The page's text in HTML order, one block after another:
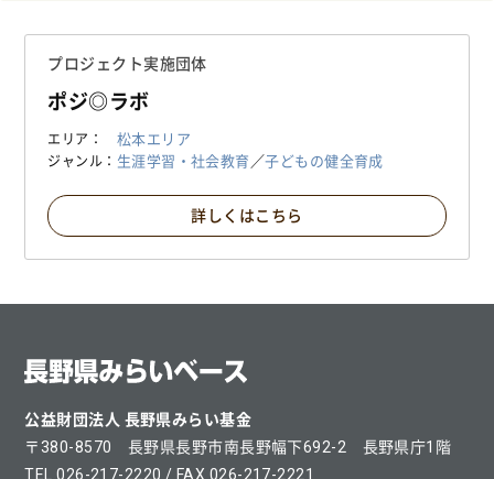
プロジェクト実施団体
ポジ◎ラボ
エリア 松本エリア
ジャンル 生涯学習・社会教育 ／子どもの健全育成
詳しくはこちら
公益財団法人 長野県みらい基金
〒380-8570 長野県長野市南長野幅下692-2 長野県庁1階
TEL 026-217-2220 / FAX 026-217-2221